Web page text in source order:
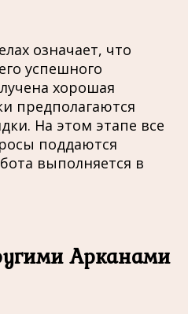
означает, что
успешного
хорошая
предполагаются
На этом этапе все
поддаются
выполняется в
Арканами